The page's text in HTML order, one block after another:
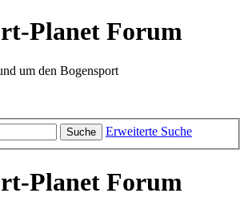
Planet Forum
um den Bogensport
Suche Erweiterte Suche
Planet Forum